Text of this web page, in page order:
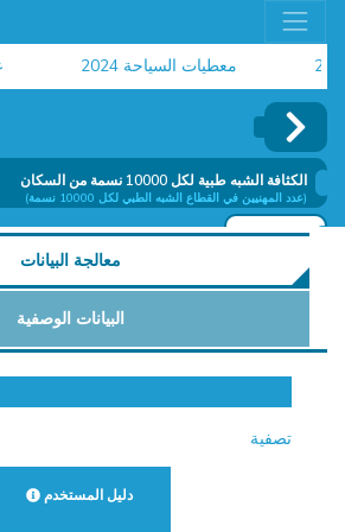
معطيات السياحة 2024 عدد سكان
الكثافة الشبه طبية لكل 10000 نسمة من السكان
(عدد المهنيين في القطاع الشبه الطبي لكل 10000 نسمة)
معالجة البيانات
البيانات الوصفية
تصفية
دليل المستخدم